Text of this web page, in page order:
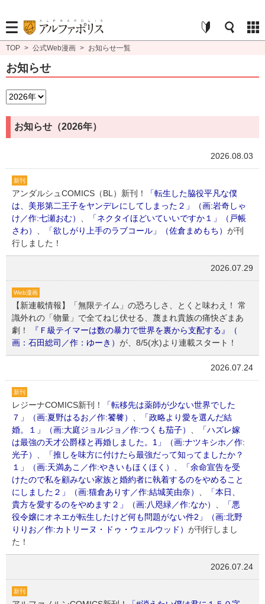
TOP > 公式Web漫画 > お知らせ一覧
お知らせ
お知らせ（2026年）
2026.08.03
新刊
アンダルシュCOMICS（BL）新刊！
「転生した脇役平凡な僕
は、美形第二王子をヤンデレにしてしまった２」（画:岩奇しゃ
け／作:七瀬おむ）
「ネクタイほどいていいですか１」（戸帳
さわ）
「欲しがり上手のラブコール」（佐倉まめもち） が刊
行しました！
2026.07.29
Web漫画
【新連載情報】「無限テイム」の恐ろしさ、とくと味わえ！ 常
識外れの「物量」で全てねじ伏せる、蔑まれ貴族の痛快ざまあ
劇！
『Ｆ級テイマーは数の暴力で世界を裏から支配する』（
画：石田総司／作：ゆーき） が、8/5(水)より連載スタート！
2026.07.24
新刊
レジーナCOMICS新刊！
「転移先は薬師が少ない世界でした
７」（画:夏野はるお／作:饕餮）
「政略より愛を選んだ結
婚。１」（画:大庭ジョルジョ／作:つくも茄子）
「ハズレ嫁
は最強の天才公爵様と再婚しました。1」（画:ナツキシホ／作:
光子）
「推しを味方に付けたら最強だって知ってましたか？
１」（画:天満あこ／作:やきいもほくほく）
「余命宣告を受
けたので私を顧みない家族と婚約者に執着するのをやめること
にしました２」（画:猫倉ありす／作:結城芙由奈）
「本日、
貴方を愛するのをやめます２」（画:八咫緑／作:なか）
「悪
役令嬢にオネエが転生したけど何も問題がない件2」（画:北野
りりお／作:カトリーヌ・ドゥ・ウェルウッド） が刊行しまし
た！
2026.07.24
新刊